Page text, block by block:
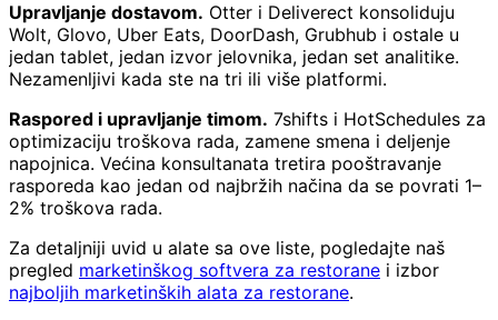
Upravljanje dostavom. Otter i Deliverect konsoliduju
Wolt, Glovo, Uber Eats, DoorDash, Grubhub i ostale u
jedan tablet, jedan izvor jelovnika, jedan set analitike.
Nezamenljivi kada ste na tri ili više platformi.
Raspored i upravljanje timom. 7shifts i HotSchedules za
optimizaciju troškova rada, zamene smena i deljenje
napojnica. Većina konsultanata tretira pooštravanje
rasporeda kao jedan od najbržih načina da se povrati 1–
2% troškova rada.
Za detaljniji uvid u alate sa ove liste, pogledajte naš
pregled marketinškog softvera za restorane i izbor
najboljih marketinških alata za restorane.